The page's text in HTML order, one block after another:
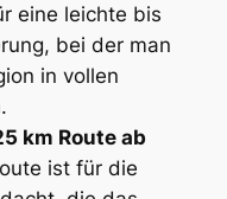
eine leichte bis
bei der man
in vollen
km Route ab
ist für die